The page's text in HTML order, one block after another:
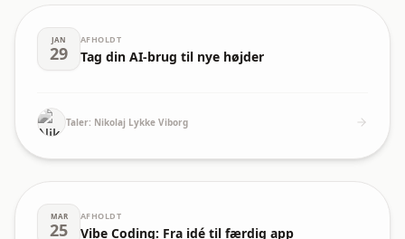
JAN
29
AFHOLDT
Tag din AI-brug til nye højder
Taler: Nikolaj Lykke Viborg
MAR
25
AFHOLDT
Vibe Coding: Fra idé til færdig app